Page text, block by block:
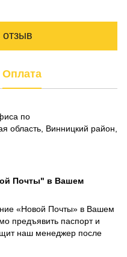
отзыв
Оплата
по
область, Винницкий район,
Почты" в Вашем
«Новой Почты» в Вашем
предъявить паспорт и
наш менеджер после